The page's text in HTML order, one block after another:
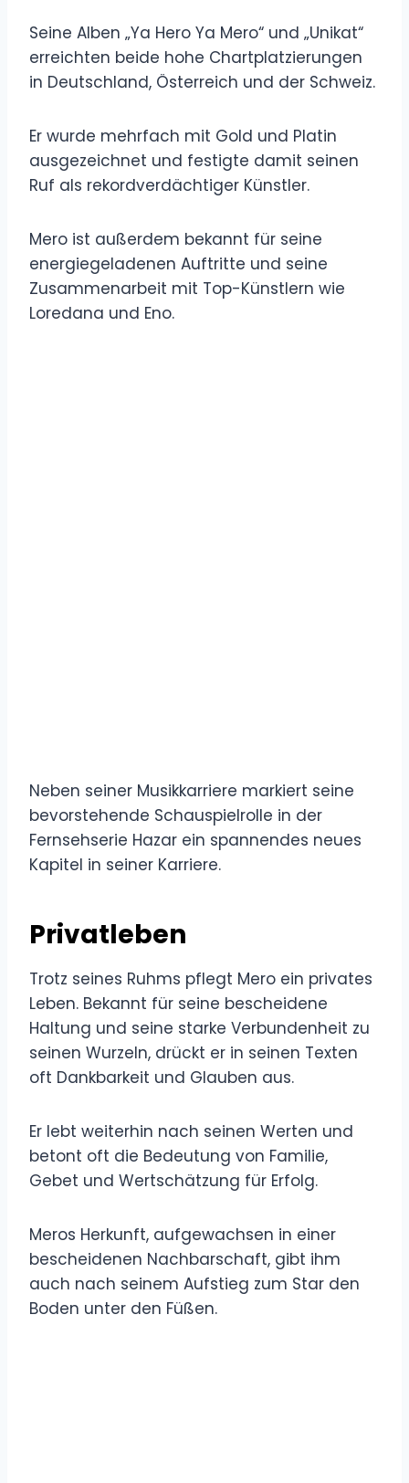
Seine Alben „Ya Hero Ya Mero“ und „Unikat“
erreichten beide hohe Chartplatzierungen
in Deutschland, Österreich und der Schweiz.
Er wurde mehrfach mit Gold und Platin
ausgezeichnet und festigte damit seinen
Ruf als rekordverdächtiger Künstler.
Mero ist außerdem bekannt für seine
energiegeladenen Auftritte und seine
Zusammenarbeit mit Top-Künstlern wie
Loredana und Eno.
Neben seiner Musikkarriere markiert seine
bevorstehende Schauspielrolle in der
Fernsehserie Hazar ein spannendes neues
Kapitel in seiner Karriere.
Privatleben
Trotz seines Ruhms pflegt Mero ein privates
Leben. Bekannt für seine bescheidene
Haltung und seine starke Verbundenheit zu
seinen Wurzeln, drückt er in seinen Texten
oft Dankbarkeit und Glauben aus.
Er lebt weiterhin nach seinen Werten und
betont oft die Bedeutung von Familie,
Gebet und Wertschätzung für Erfolg.
Meros Herkunft, aufgewachsen in einer
bescheidenen Nachbarschaft, gibt ihm
auch nach seinem Aufstieg zum Star den
Boden unter den Füßen.